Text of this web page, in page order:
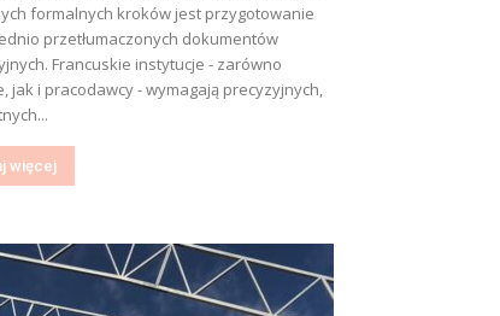
formalnych kroków jest przygotowanie
przetłumaczonych dokumentów
Francuskie instytucje - zarówno
jak i pracodawcy - wymagają precyzyjnych,
więcej